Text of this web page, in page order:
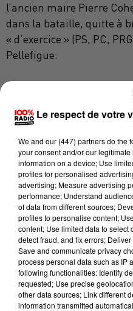
l’ancien maire Pierre
dans la bataille, quitte à
« d’exercice » (PS, PC,
Pellefigue.
A. Maurice dans la mire
Souhaitant probablement
du mouvement UNE du
maire et président de la
désigné le héraut de
principal adversaire« il a
Jean-Luc Moudenc
du renouveau politique
l’année »,« c'est un
d’une écologie autoritaire
s’arrêteraient ».
Antoine Maurice qui de
l’héritier, comme adjoint
Le respect de votre
We and our (447) partnersdo the
your consent and/or our
information on a device; Use
profiles for personalised
advertising; Measure advertising
performance; Understand
of data from different sources;
profiles to personalise content;
content; Use limited data to select
detect fraud, and fix errors;
Save and communicate privacy
process personal data such as IP
following functionalities: Identify
requested; Use precise
other data sources; Link different
information transmitted